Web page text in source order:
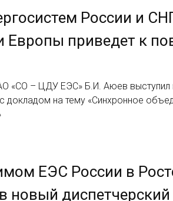
России и
Европы приведет к
«СО – ЦДУ ЕЭС» Б.И. Аюев выступил
докладом на тему «Синхронное
ЕЭС России в
новый диспетчерский